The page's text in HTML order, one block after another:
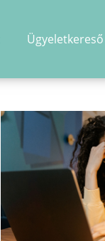
Ügyeletkereső